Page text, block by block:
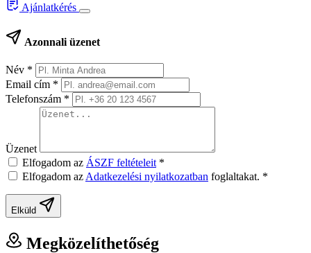
Ajánlatkérés
Azonnali üzenet
Név *
Email cím *
Telefonszám *
Üzenet
Elfogadom az ÁSZF feltételeit *
Elfogadom az Adatkezelési nyilatkozatban foglaltakat. *
Elküld
Megközelíthetőség